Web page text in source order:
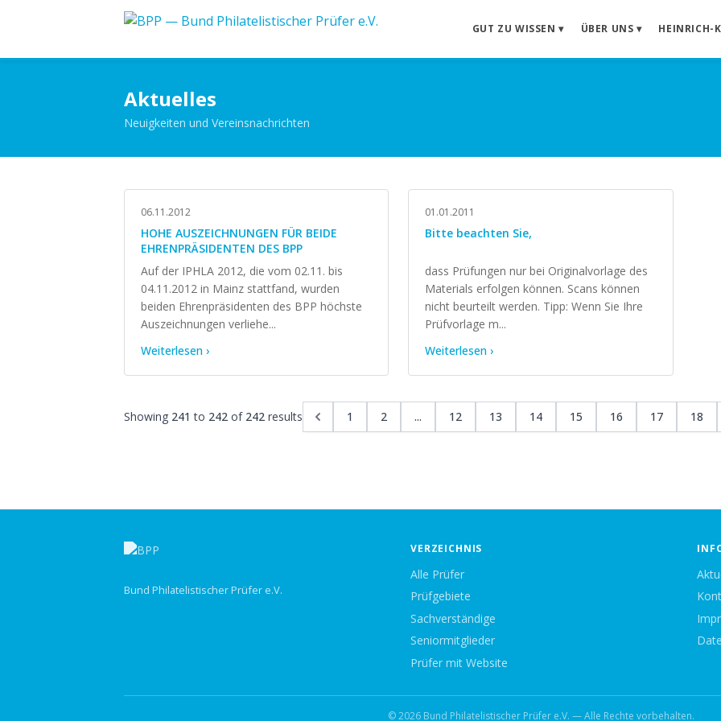
GUT ZU WISSEN ▾ ÜBER UNS ▾ HEINRICH-
Aktuelles
Neuigkeiten und Vereinsnachrichten
06.11.2012
HOHE AUSZEICHNUNGEN FÜR BEIDE
EHRENPRÄSIDENTEN DES BPP
Auf der IPHLA 2012, die vom 02.11. bis
04.11.2012 in Mainz stattfand, wurden
beiden Ehrenpräsidenten des BPP höchste
Auszeichnungen verliehe...
Weiterlesen ›
01.01.2011
Bitte beachten Sie,
dass Prüfungen nur bei Originalvorlage des
Materials erfolgen können. Scans können
nicht beurteilt werden. Tipp: Wenn Sie Ihre
Prüfvorlage m...
Weiterlesen ›
Showing 241 to 242 of 242 results 1 2 ... 12 13 14 15 16 17 18
Bund Philatelistischer Prüfer e.V.
VERZEICHNIS
Alle Prüfer
Prüfgebiete
Sachverständige
Seniormitglieder
Prüfer mit Website
© 2026 Bund Philatelistischer Prüfer e.V. — Alle Rechte vorbehalten.